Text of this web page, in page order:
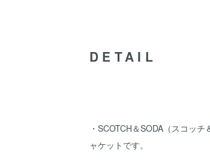
DETAIL
・SCOTCH＆SODA（スコッ
ャケットです。